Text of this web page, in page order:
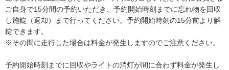
ご自身で15分間の予約いただき、予約開始時刻までに忘れ物を回収
し施錠（返却）まで行ってください。予約開始時刻の15分前より解
錠できます。
※その間に走行した場合は料金が発生しますのでご注意ください。
予約開始時刻までに回収やライトの消灯が間に合わず料金が発生し